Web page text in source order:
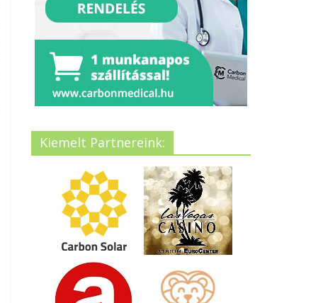
Kiemelt Partnereink: